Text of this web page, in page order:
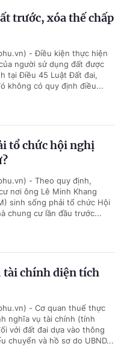
trước, xóa thế chấp
- Điều kiện thực hiện
người sử dụng đất được
tại Điều 45 Luật Đất đai,
không có quy định điều...
tổ chức hội nghị
- Theo quy định,
nơi ông Lê Minh Khang
sinh sống phải tổ chức Hội
chung cư lần đầu trước...
tài chính diện tích
- Cơ quan thuế thực
nghĩa vụ tài chính (tính
với đất đai dựa vào thông
chuyển và hồ sơ do UBND...